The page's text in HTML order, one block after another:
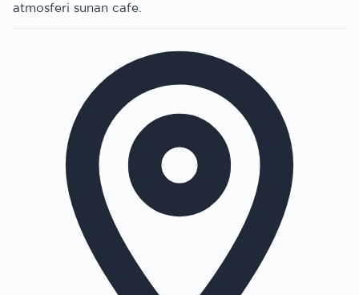
atmosferi sunan cafe.